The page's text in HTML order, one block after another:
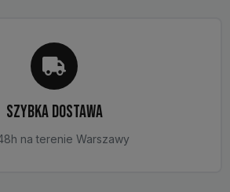
SZYBKA DOSTAWA
na terenie Warszawy